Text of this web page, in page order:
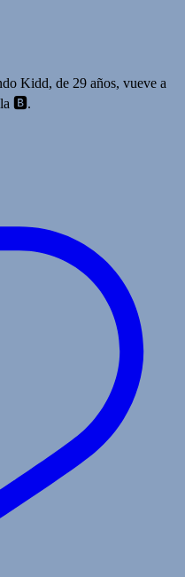
Kidd, de 29 años, vueve a
la 🅱️.